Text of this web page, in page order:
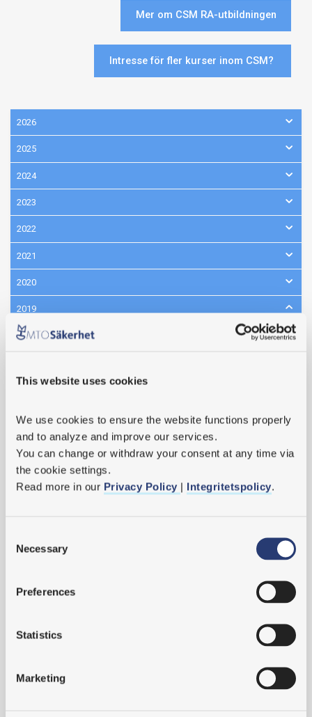
This website uses cookies
We use cookies to ensure the website functions properly
and to analyze and improve our services.
You can change or withdraw your consent at any time via
the cookie settings.
Read more in our Privacy Policy | Integritetspolicy.
Selection
Necessary
Preferences
Statistics
Marketing
2026
2025
2024
2023
2022
2021
2020
2019
MTO Säkerhets VD Lena summerar 2019
Välkommen Malin!
MTO-perspektivet som verktyg behövs i alla verksamheter
Sara föreläser om vikten av MTO-perspektiv i utredningsarbetet
Intressant och givande kurs i händelseutredning med
Nya kurser i EU-förordningar - säkerhetsarbete inom järnväg
MTO Säkerhet växer och öppnar nytt kontor!
Mer om CSM RA-utbildningen
Intresse för fler kurser inom CSM?